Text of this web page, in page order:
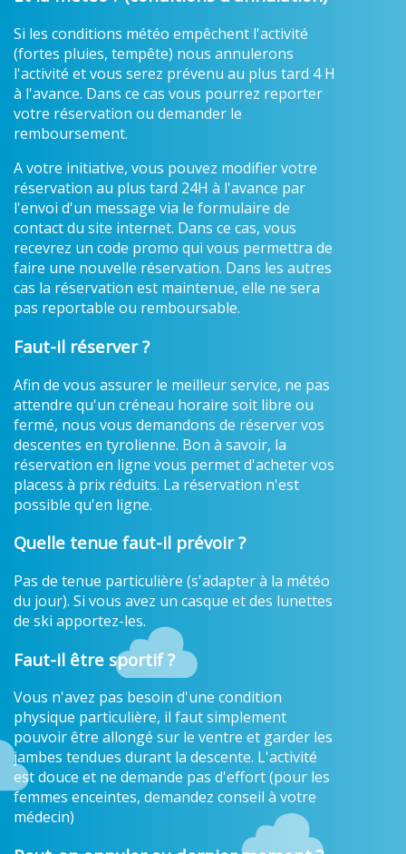
Si les conditions météo empêchent l'activité
(fortes pluies, tempête) nous annulerons
l'activité et vous serez prévenu au plus tard 4 H
à l'avance. Dans ce cas vous pourrez reporter
votre réservation ou demander le
remboursement.
A votre initiative, vous pouvez modifier votre
réservation au plus tard 24H à l'avance par
l'envoi d'un message via le formulaire de
contact du site internet. Dans ce cas, vous
recevrez un code promo qui vous permettra de
faire une nouvelle réservation. Dans les autres
cas la réservation est maintenue, elle ne sera
pas reportable ou remboursable.
Faut-il réserver ?
Afin de vous assurer le meilleur service, ne pas
attendre qu'un créneau horaire soit libre ou
fermé, nous vous demandons de réserver vos
descentes en tyrolienne. Bon à savoir, la
réservation en ligne vous permet d'acheter vos
placess à prix réduits. La réservation n'est
possible qu'en ligne.
Quelle tenue faut-il prévoir ?
Pas de tenue particulière (s'adapter à la météo
du jour). Si vous avez un casque et des lunettes
de ski apportez-les.
Faut-il être sportif ?
Vous n'avez pas besoin d'une condition
physique particulière, il faut simplement
pouvoir être allongé sur le ventre et garder les
jambes tendues durant la descente. L'activité
est douce et ne demande pas d'effort (pour les
femmes enceintes, demandez conseil à votre
médecin)